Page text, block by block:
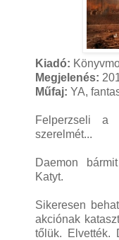
Kiadó:
Megjelenés:
Műfaj: YA,
Felperzseli a
szerelmét...
Daemon
Katyt.
Sikeresen
akciónak
tőlük. Elvették.